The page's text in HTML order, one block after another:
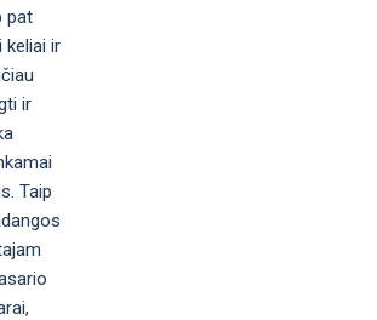
pat
keliai ir
ir
Taip